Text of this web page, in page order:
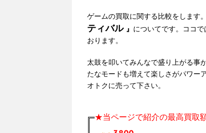
ゲームの買取に関する比較をします
ティバル 』 についてです。ココで
おります。
太鼓を叩いてみんなで盛り上がる事
たなモードも増えて楽しさがパワー
オトクに売って下さい。
★当ページで紹介の最高買取